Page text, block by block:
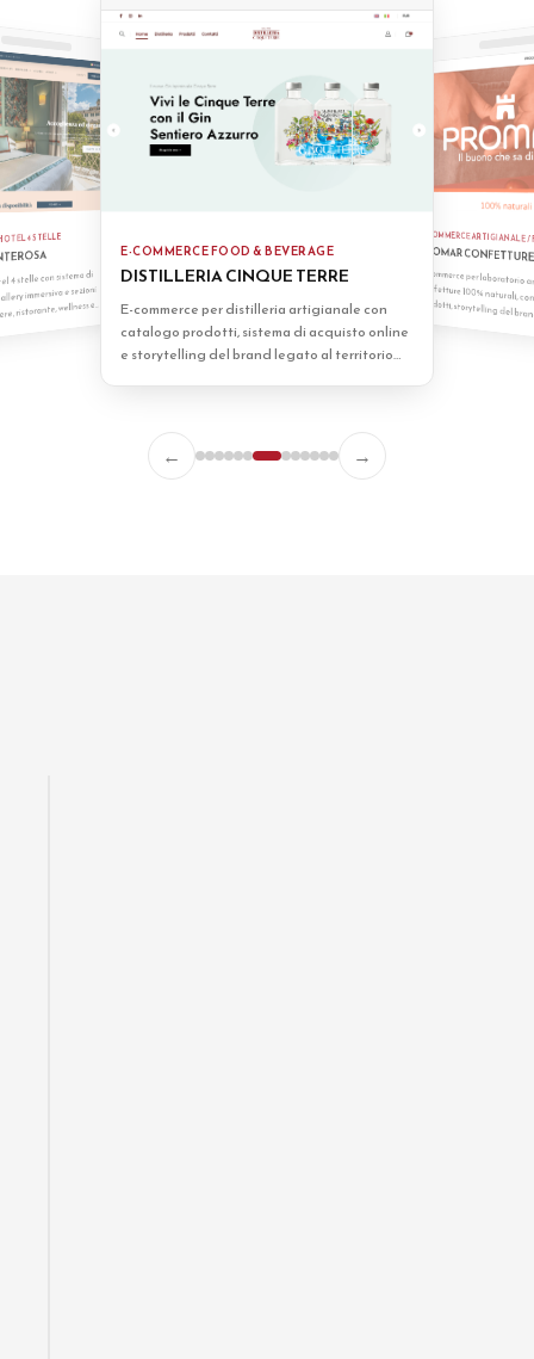
4 STELLE
stelle con sistema di
immersiva e sezioni
ristorante, wellness e
E-COMMERCE FOOD & BEVERAGE
DISTILLERIA CINQUE TERRE
E-commerce per distilleria artigianale con
catalogo prodotti, sistema di acquisto online
e storytelling del brand legato al territorio
E-COMMERCE
PROMAR CONFETTURE
E-commerce per
← →